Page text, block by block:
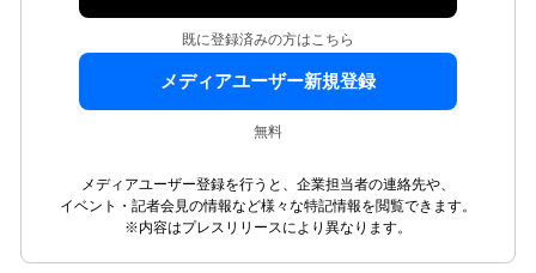
既に登録済みの方はこちら
メディアユーザー新規登録
無料
メディアユーザー登録を行うと、企業担当者の連絡先や、
イベント・記者会見の情報など様々な特記情報を閲覧できます。
※内容はプレスリリースにより異なります。